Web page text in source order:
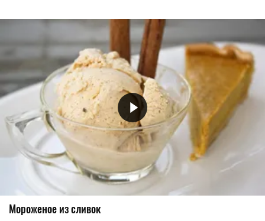
Мороженое из сливок